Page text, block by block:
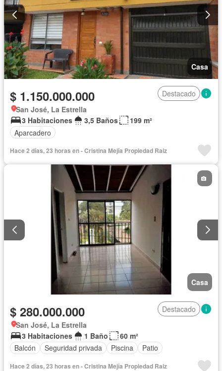
Casa
$ 1.150.000.000
Destacado
San José, La Estrella
3 Habitaciones
3,5 Baños
199 m²
Aparcadero
Hace 2 días, 23 horas en - Cristina Mejía Propiedad Raiz
Casa
$ 280.000.000
Destacado
San José, La Estrella
3 Habitaciones
1 Baño
60 m²
Balcón
Seguridad privada Piscina Patio
Hace 2 días, 23 horas en - Cristina Mejía Propiedad Raiz